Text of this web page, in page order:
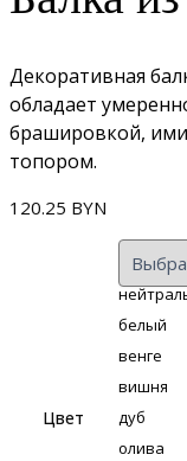
Декоративная
обладает
брашировкой,
топором.
120.25 BYN
Цвет
белый
венге
вишня
дуб
олива